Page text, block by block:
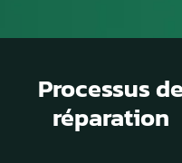
Processus de
réparation